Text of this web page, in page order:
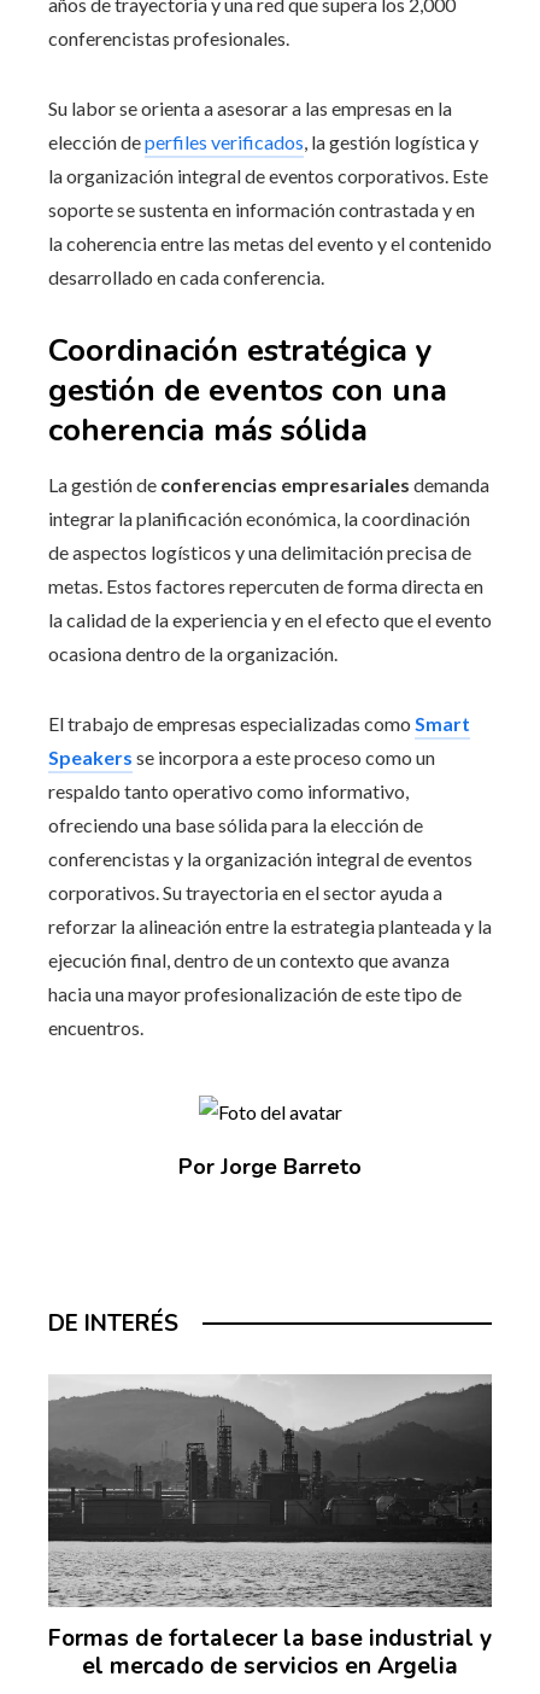
años de trayectoria y una red que supera los 2,000
conferencistas profesionales.
Su labor se orienta a asesorar a las empresas en la
elección deperfiles verificados, la gestión logística y
la organización integral de eventos corporativos. Este
soporte se sustenta en información contrastada y en
la coherencia entre las metas del evento y el contenido
desarrollado en cada conferencia.
Coordinación estratégica y
gestión de eventos con una
coherencia más sólida
La gestión de conferencias empresariales demanda
integrar la planificación económica, la coordinación
de aspectos logísticos y una delimitación precisa de
metas. Estos factores repercuten de forma directa en
la calidad de la experiencia y en el efecto que el evento
ocasiona dentro de la organización.
El trabajo de empresas especializadas como Smart
Speakers se incorpora a este proceso como un
respaldo tanto operativo como informativo,
ofreciendo una base sólida para la elección de
conferencistas y la organización integral de eventos
corporativos. Su trayectoria en el sector ayuda a
reforzar la alineación entre la estrategia planteada y la
ejecución final, dentro de un contexto que avanza
hacia una mayor profesionalización de este tipo de
encuentros.
Por Jorge Barreto
DE INTERÉS
Formas de fortalecer la base industrial y
el mercado de servicios en Argelia